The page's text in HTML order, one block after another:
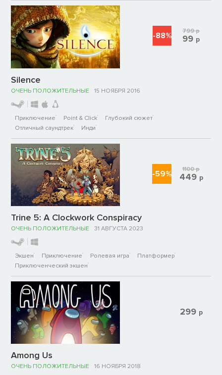
Silence
ОЧЕНЬ ПОЛОЖИТЕЛЬНЫЕ 15 НОЯБРЯ 2016
Приключение Point & Click
Глубокий сюжет
Отличный саундтрек
Инди
-88% 799р
99 р
Trine 5: A Clockwork Conspiracy
ОЧЕНЬ ПОЛОЖИТЕЛЬНЫЕ 31 АВГУСТА 2023
Экшен Приключение Ролевая игра
Платформер
Приключенческий экшен
-59% 1100р
449 р
Among Us
ОЧЕНЬ ПОЛОЖИТЕЛЬНЫЕ 16 НОЯБРЯ 2018
299 р